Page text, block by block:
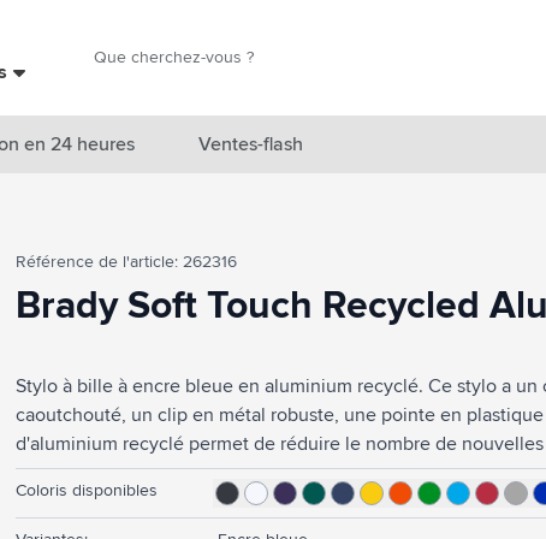
Thèmes
Accessoires boissons
Sacs & Voyage
Cuisiner & Vivre
Produits de soin
en 24 heures Ventes-flash
Référence de l'article: 262316
Brady Soft Touch Recycled
Stylo à bille à encre bleue en aluminium recyclé. Ce stylo a
caoutchouté, un clip en métal robuste, une pointe en
d'aluminium recyclé permet de réduire le nombre de
fabrication de ce produit. Cela signifie moins de
Coloris disponibles